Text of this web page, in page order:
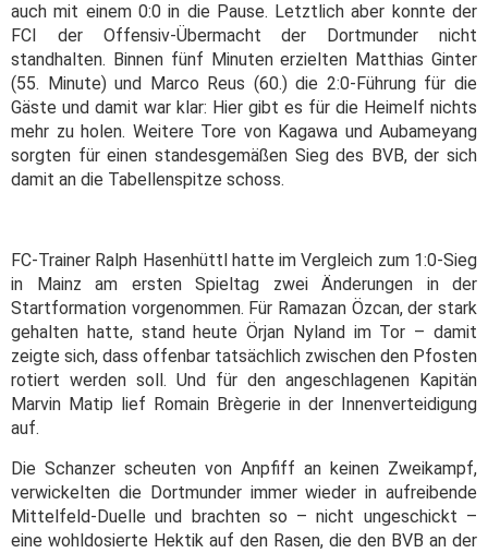
auch mit einem 0:0 in die Pause. Letztlich aber konnte der
FCI der Offensiv-Übermacht der Dortmunder nicht
standhalten. Binnen fünf Minuten erzielten Matthias Ginter
(55. Minute) und Marco Reus (60.) die 2:0-Führung für die
Gäste und damit war klar: Hier gibt es für die Heimelf nichts
mehr zu holen. Weitere Tore von Kagawa und Aubameyang
sorgten für einen standesgemäßen Sieg des BVB, der sich
damit an die Tabellenspitze schoss.
FC-Trainer Ralph Hasenhüttl hatte im Vergleich zum 1:0-Sieg
in Mainz am ersten Spieltag zwei Änderungen in der
Startformation vorgenommen. Für Ramazan Özcan, der stark
gehalten hatte, stand heute Örjan Nyland im Tor – damit
zeigte sich, dass offenbar tatsächlich zwischen den Pfosten
rotiert werden soll. Und für den angeschlagenen Kapitän
Marvin Matip lief Romain Brègerie in der Innenverteidigung
auf.
Die Schanzer scheuten von Anpfiff an keinen Zweikampf,
verwickelten die Dortmunder immer wieder in aufreibende
Mittelfeld-Duelle und brachten so – nicht ungeschickt –
eine wohldosierte Hektik auf den Rasen, die den BVB an der